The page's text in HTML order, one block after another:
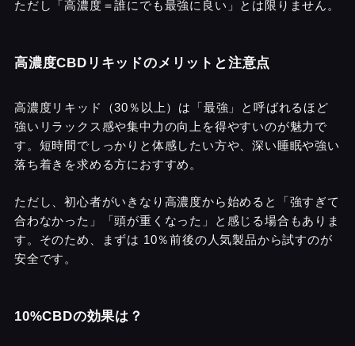
ただし「高濃度＝誰にでも最強に良い」とは限りません。
高濃度CBDリキッドのメリットと注意点
高濃度リキッド（30％以上）は「最強」と呼ばれるほど
強いリラックス感や集中力の向上を得やすいのが魅力で
す。短時間でしっかりと体感したい方や、深い睡眠や強い
落ち着きを求める方におすすめ。
ただし、初心者がいきなり高濃度から始めると「強すぎて
合わなかった」「頭が重くなった」と感じる場合もありま
す。そのため、まずは 10％前後の人気製品から試すのが
安全です。
10%CBDの効果は？